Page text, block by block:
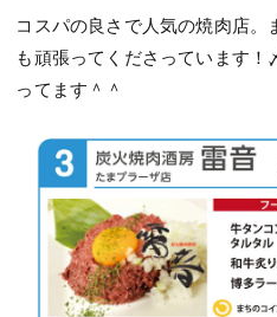
コスパの良さで人気の焼肉店。
も頑張ってくださっています
ってます＾＾